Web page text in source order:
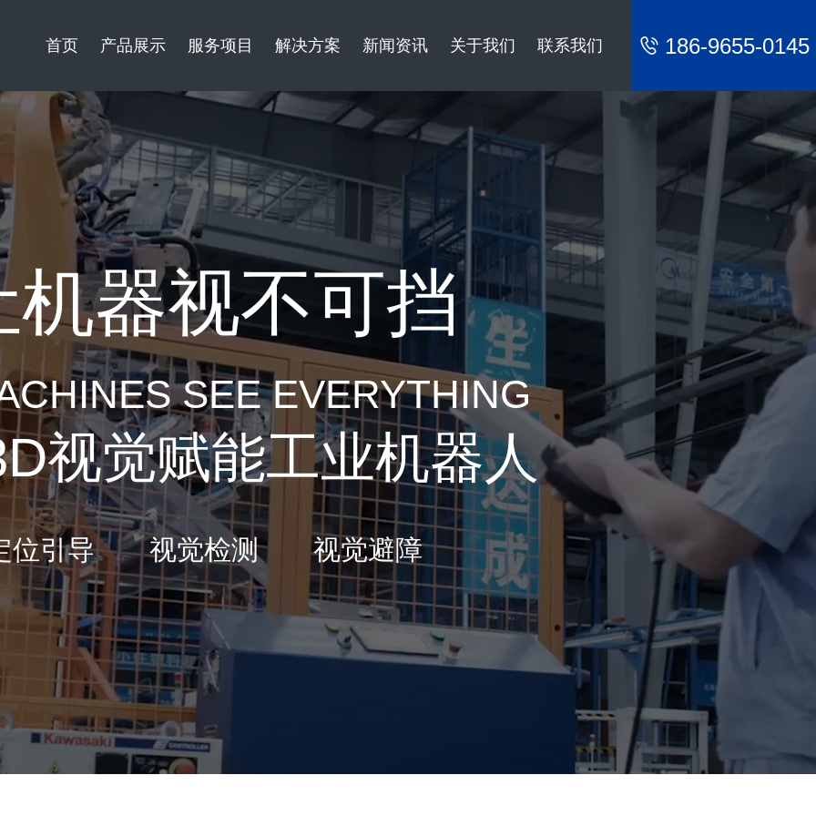
186-9655-0145
首页 产品展示 服务项目 解决方案 新闻资讯 关于我们 联系我们
机器视不可挡
SEE EVERYTHING
视觉赋能工业机器人
位引导 视觉检测 视觉避障